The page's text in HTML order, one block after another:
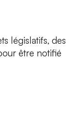
législatifs, des
être notifié